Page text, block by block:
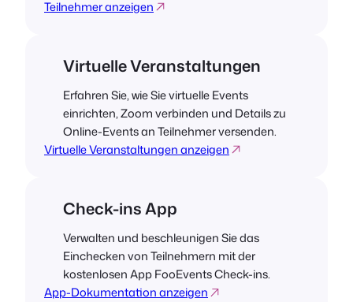
Teilnehmer anzeigen
Virtuelle Veranstaltungen
Erfahren Sie, wie Sie virtuelle Events
einrichten, Zoom verbinden und Details zu
Online-Events an Teilnehmer versenden.
Virtuelle Veranstaltungen anzeigen
Check-ins App
Verwalten und beschleunigen Sie das
Einchecken von Teilnehmern mit der
kostenlosen App FooEvents Check-ins.
App-Dokumentation anzeigen